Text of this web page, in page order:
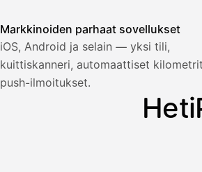
Markkinoiden parhaat sovellukset
iOS, Android ja selain — yksi tili,
kuittiskanneri, automaattiset
push-ilmoitukset.
Palkka
Lasku · Acme
Nosta palkkaa
Palkka